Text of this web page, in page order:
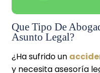
Que Tipo De
Asunto Legal?
¿Ha sufrido un
y necesita asesoría